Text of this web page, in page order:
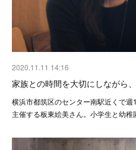
2020.11.11 14:16
家族との時間を大切にしながら
横浜市都筑区のセンター南駅近くで
主催する板東絵美さん。小学生と幼